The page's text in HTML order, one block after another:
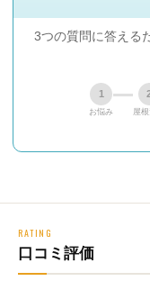
3つの質問に答える
1
お悩み 屋
RATING
口コミ評価